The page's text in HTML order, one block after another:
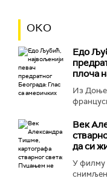
ОКО
Едо
плоча
Из
Век
да си
У филму